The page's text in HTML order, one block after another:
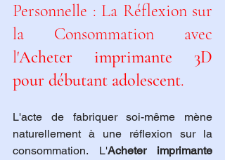
Personnelle : La Réflexion sur
la Consommation avec
l'Acheter imprimante 3D
pour débutant adolescent.
L'acte de fabriquer soi-même mène
naturellement à une réflexion sur la
consommation. L'Acheter imprimante